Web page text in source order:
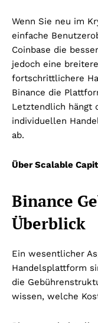
Wenn Sie neu im
einfache
Coinbase die
jedoch eine
fortschrittlichere
Binance die
Letztendlich hängt
individuellen
ab.
Über Scalable
Binance
Überblick
Ein wesentlicher
Handelsplattform
die
wissen, welche